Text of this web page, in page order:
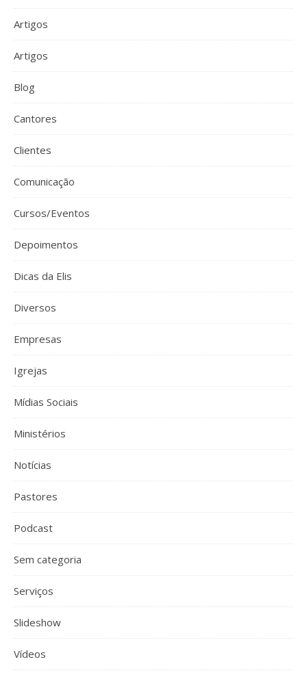
Artigos
Artigos
Blog
Cantores
Clientes
Comunicação
Cursos/Eventos
Depoimentos
Dicas da Elis
Diversos
Empresas
Igrejas
Mídias Sociais
Ministérios
Notícias
Pastores
Podcast
Sem categoria
Serviços
Slideshow
Vídeos